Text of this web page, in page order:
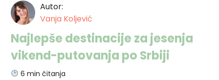
Autor:
Vanja Koljević
Najlepše destinacije za jesenja
vikend-putovanja po Srbiji
6 min čitanja